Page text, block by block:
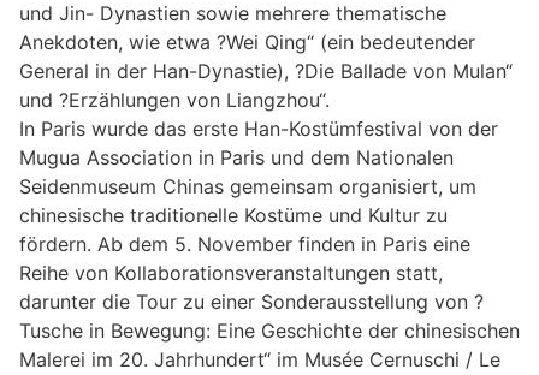
und Jin- Dynastien sowie mehrere thematische
Anekdoten, wie etwa ?Wei Qing“ (ein bedeutender
General in der Han-Dynastie), ?Die Ballade von Mulan“
und ?Erzählungen von Liangzhou“.
In Paris wurde das erste Han-Kostümfestival von der
Mugua Association in Paris und dem Nationalen
Seidenmuseum Chinas gemeinsam organisiert, um
chinesische traditionelle Kostüme und Kultur zu
fördern. Ab dem 5. November finden in Paris eine
Reihe von Kollaborationsveranstaltungen statt,
darunter die Tour zu einer Sonderausstellung von ?
Tusche in Bewegung: Eine Geschichte der chinesischen
Malerei im 20. Jahrhundert“ im Musée Cernuschi / Le